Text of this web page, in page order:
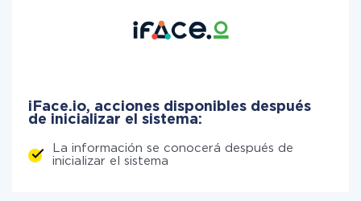
iFace.io, acciones disponibles después
de inicializar el sistema:
La información se conocerá después de
inicializar el sistema